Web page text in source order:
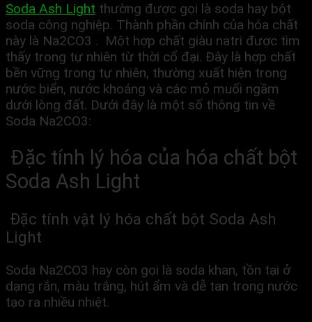
Soda Ash Light thường được gọi là soda hay bột
soda công nghiệp. Thành phần chính của hóa chất
này là Na2CO3 . Một hợp chất giàu natri được tìm
thấy trong tự nhiên từ thời cổ đại. Đây là hợp chất
bền vững trong tự nhiên, thường xuất hiện trong
nước biển, nước khoáng và các mỏ muối ngầm
dưới lòng đất. Dưới đây là một số thông tin về
Soda Na2CO3:
Đặc tính lý hóa của hóa chất bột
Soda Ash Light
Đặc tính vật lý hóa chất bột Soda Ash
Light
Soda Na2CO3 hay còn gọi là soda khan, tồn tại ở
dạng rắn, màu trắng, hút ẩm và dễ tan trong nước
tạo ra nhiều nhiệt.